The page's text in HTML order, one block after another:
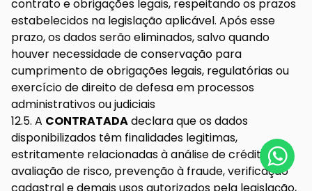
contrato e obrigações legais, respeitando os prazos
estabelecidos na legislação aplicável. Após esse
prazo, os dados serão eliminados, salvo quando
houver necessidade de conservação para
cumprimento de obrigações legais, regulatórias ou
exercício de direito de defesa em processos
administrativos ou judiciais
12.5. A CONTRATADAdeclara que os dados
disponibilizados têm finalidades legitimas,
estritamente relacionadas à análise de crédito,
avaliação de risco, prevenção à fraude, verificação